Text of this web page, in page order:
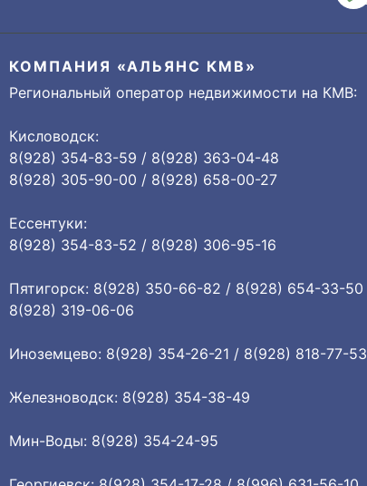
КОМПАНИЯ «АЛЬЯНС КМВ»
Региональный оператор недвижимости на КМВ:
Кисловодск:
8(928) 354-83-59 / 8(928) 363-04-48
8(928) 305-90-00 / 8(928) 658-00-27
Ессентуки:
8(928) 354-83-52 / 8(928) 306-95-16
Пятигорск: 8(928) 350-66-82 / 8(928) 654-33-50
8(928) 319-06-06
Иноземцево: 8(928) 354-26-21 / 8(928) 818-77-53
Железноводск: 8(928) 354-38-49
Мин-Воды: 8(928) 354-24-95